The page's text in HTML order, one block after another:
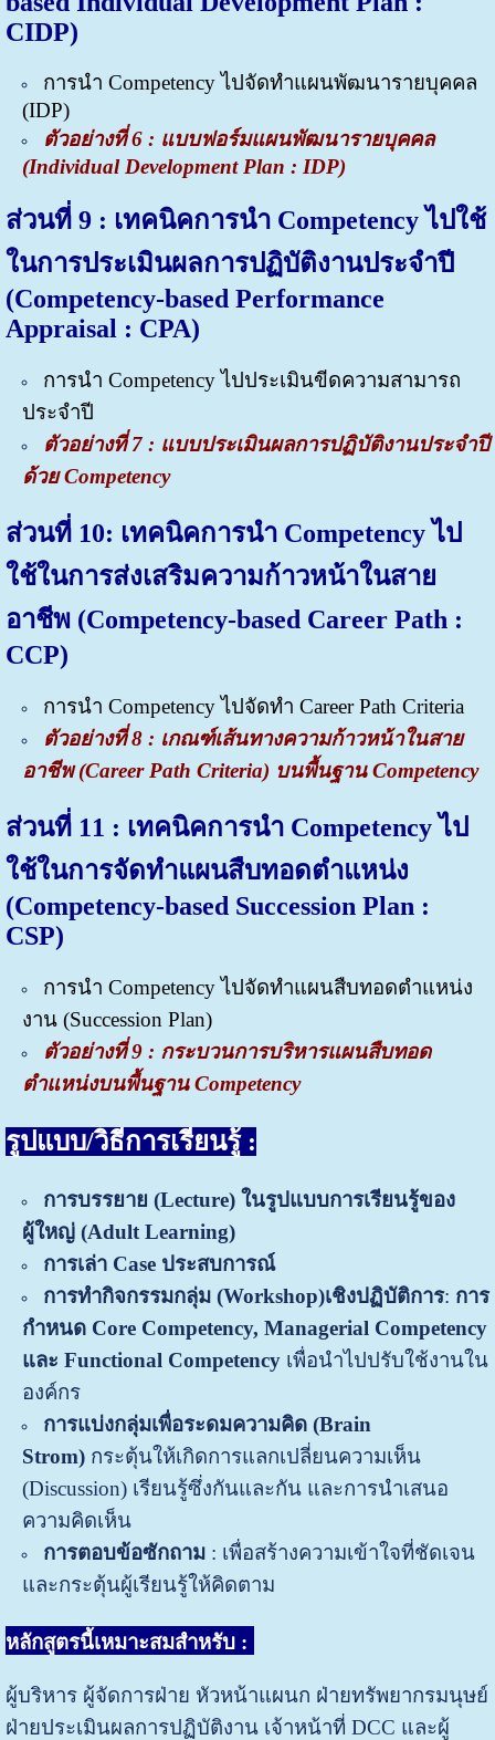
CIDP)
การนำ Competency ไปจัดทำแผนพัฒนารายบุคคล
(IDP)
ตัวอย่างที่ 6 : แบบฟอร์มแผนพัฒนารายบุคคล
(Individual Development Plan : IDP)
ส่วนที่ 9 : เทคนิคการนำ Competency ไปใช้
ในการประเมินผลการปฏิบัติงานประจำปี
(Competency-based Performance
Appraisal : CPA)
การนำ Competency ไปประเมินขีดความสามารถ
ประจำปี
ตัวอย่างที่ 7 : แบบประเมินผลการปฏิบัติงานประจำปี
ด้วย Competency
ส่วนที่ 10: เทคนิคการนำ Competency ไป
ใช้ในการส่งเสริมความก้าวหน้าในสาย
อาชีพ (Competency-based Career Path :
CCP)
การนำ Competency ไปจัดทำ Career Path Criteria
ตัวอย่างที่ 8 : เกณฑ์เส้นทางความก้าวหน้าในสาย
อาชีพ (Career Path Criteria) บนพื้นฐาน Competency
ส่วนที่ 11 : เทคนิคการนำ Competency ไป
ใช้ในการจัดทำแผนสืบทอดตำแหน่ง
(Competency-based Succession Plan :
CSP)
การนำ Competency ไปจัดทำแผนสืบทอดตำแหน่ง
งาน (Succession Plan)
ตัวอย่างที่ 9 : กระบวนการบริหารแผนสืบทอด
ตำแหน่งบนพื้นฐาน Competency
รูปแบบ/วิธีการเรียนรู้ :
การบรรยาย (Lecture) ในรูปแบบการเรียนรู้ของ
ผู้ใหญ่ (Adult Learning)
การเล่า Case ประสบการณ์
การทำกิจกรรมกลุ่ม(Workshop)เชิงปฏิบัติการ: การ
กำหนด Core Competency, Managerial Competency
และ Functional Competency เพื่อนำไปปรับใช้งานใน
องค์กร
การแบ่งกลุ่มเพื่อระดมความคิด(Brain
Strom)กระตุ้นให้เกิดการแลกเปลี่ยนความเห็น
(Discussion) เรียนรู้ซึ่งกันและกัน และการนำเสนอ
ความคิดเห็น
การตอบข้อซักถาม: เพื่อสร้างความเข้าใจที่ชัดเจน
และกระตุ้นผู้เรียนรู้ให้คิดตาม
หลักสูตรนี้เหมาะสมสำหรับ :
ผู้บริหาร ผู้จัดการฝ่าย หัวหน้าแผนก ฝ่ายทรัพยากรมนุษย์
ฝ่ายประเมินผลการปฏิบัติงาน เจ้าหน้าที่ DCC และผู้